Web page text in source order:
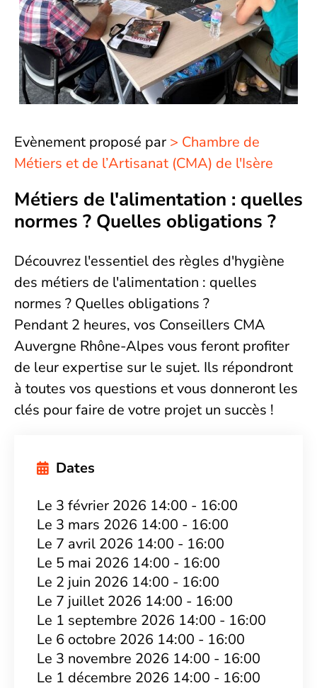
Evènement proposé par
Chambre de
Métiers et de l’Artisanat (CMA) de l'Isère
Métiers de l'alimentation : quelles
normes ? Quelles obligations ?
Découvrez l'essentiel des règles d'hygiène
des métiers de l'alimentation : quelles
normes ? Quelles obligations ?
Pendant 2 heures, vos Conseillers CMA
Auvergne Rhône-Alpes vous feront profiter
de leur expertise sur le sujet. Ils répondront
à toutes vos questions et vous donneront les
clés pour faire de votre projet un succès !
Dates
Le 3 février 2026 14:00 - 16:00
Le 3 mars 2026 14:00 - 16:00
Le 7 avril 2026 14:00 - 16:00
Le 5 mai 2026 14:00 - 16:00
Le 2 juin 2026 14:00 - 16:00
Le 7 juillet 2026 14:00 - 16:00
Le 1 septembre 2026 14:00 - 16:00
Le 6 octobre 2026 14:00 - 16:00
Le 3 novembre 2026 14:00 - 16:00
Le 1 décembre 2026 14:00 - 16:00